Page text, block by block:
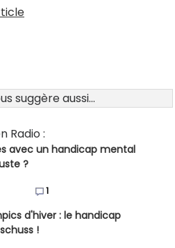
suggère aussi...
Radio :
avec un handicap mental
?
1
d'hiver : le handicap
!